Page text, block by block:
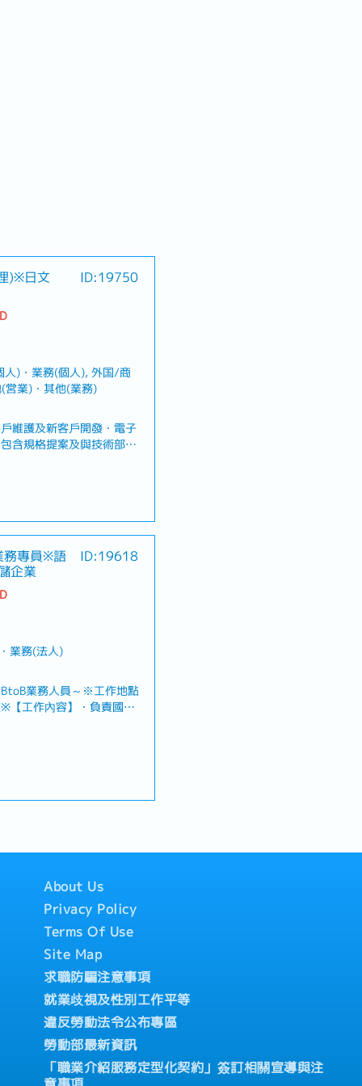
)※日文
ID:19750
人)・業務(個人), 外国/商
営業)・其他(業務)
維護及新客戶開發・電子
含規格提案及與技術部門
型，並提供問題解決方
約簽訂・與公司內部相關
作與協調
假、生理假、產檢假、陪
技術津貼、交通津貼
練、年度教育訓練
務專員※語
企業
ID:19618
業務(法人)
業務人員～※工作地點
【工作內容】・負責國際
存管理等整體物流服務業
係※主要以新客戶開發為
拜訪行程並進行業務提
物流解決方案
About Us
Privacy Policy
Terms Of Use
Site Map
求職防騙注意事項
就業歧視及性別工作平等
違反勞動法令公布專區
勞動部最新資訊
「職業介紹服務定型化契約」簽訂相關宣導與注